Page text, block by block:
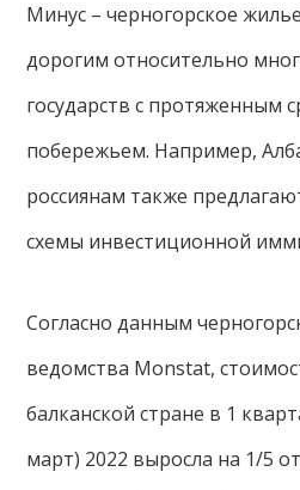
Минус – черногорское
дорогим относительно
государств с протяженным
побережьем. Например,
россиянам также
схемы инвестиционной
Согласно данным
ведомства Monstat,
балканской стране в 1
март) 2022 выросла на 1/5